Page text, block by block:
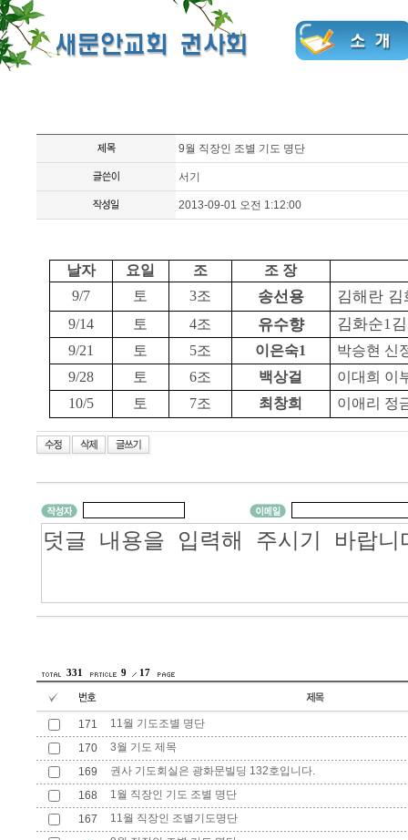
9월 직장인 조별 기도 명단
서기
2013-09-01 오전 1:12:00
날자 요일 조
조 장
9/7
토 3조 송선용 김해란
9/14 토 4조 유수향 김화순1
9/21 토 5조 이은숙1
박승현 신
9/28
토 6조 백상걸 이대희 이
10/5
토 7조 최창희 이애리 정
331 9 17
171
11월 기도조별 명단
170
3월 기도 제목
169
권사 기도회실은 광화문빌딩 132호입니다.
168
1월 직장인 기도 조별 명단
167
11월 직장인 조별기도명단